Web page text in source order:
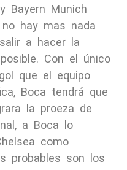
Bayern Munich
hay mas nada
a hacer la
Con el único
que el equipo
Boca tendrá que
la proeza de
a Boca lo
como
probables son los